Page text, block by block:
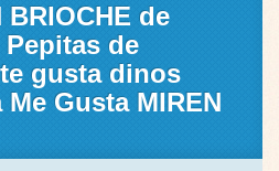
de
de
gusta dinos
Gusta MIREN